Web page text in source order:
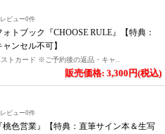
レビュー0件
トブック『CHOOSE RULE』【特典：
ンセル不可】
トカード ※ご予約後の返品・キャ..
販売価格: 3,300円(税込)
レビュー0件
色営業』【特典：直筆サイン本＆生写